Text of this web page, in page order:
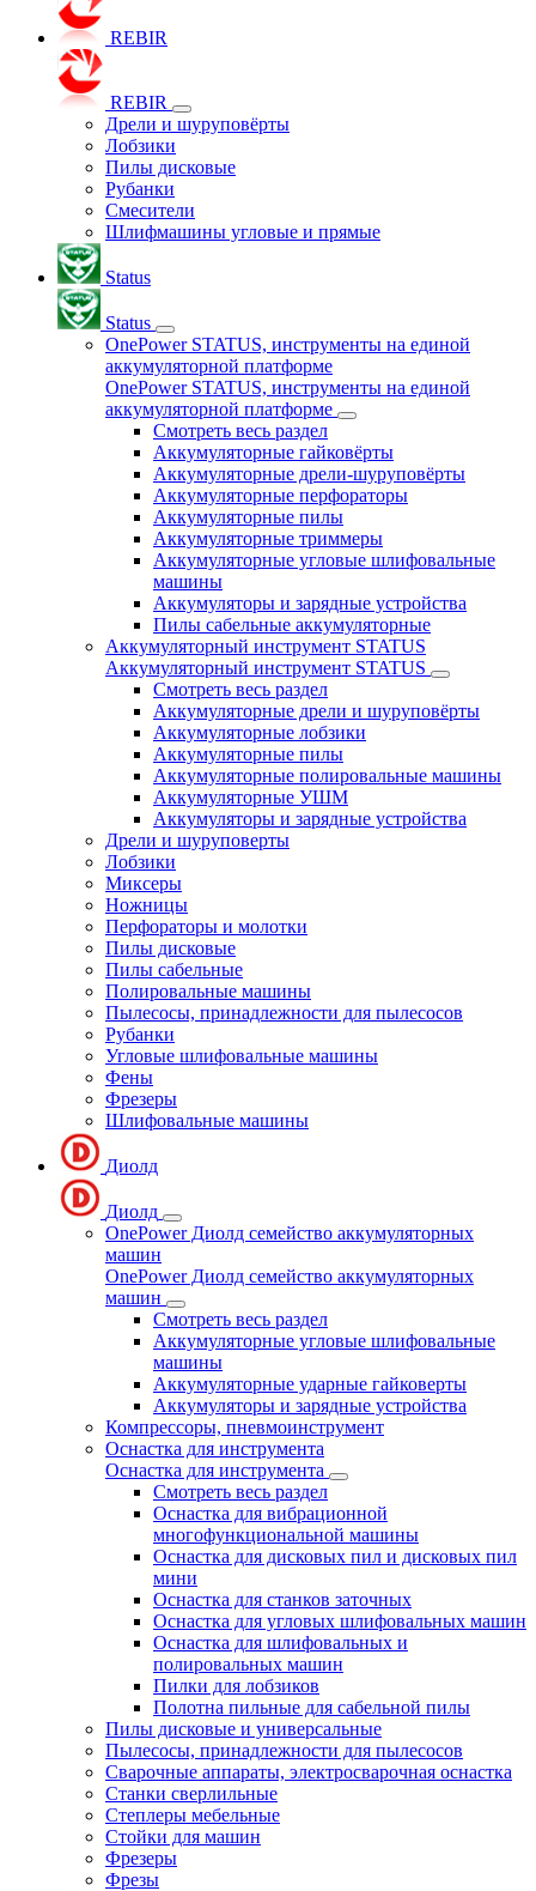
REBIR
REBIR
Дрели и шуруповёрты
Лобзики
Пилы дисковые
Рубанки
Смесители
Шлифмашины угловые и прямые
Status
Status
OnePower STATUS, инструменты на единой
аккумуляторной платформе
OnePower STATUS, инструменты на единой
аккумуляторной платформе
Смотреть весь раздел
Аккумуляторные гайковёрты
Аккумуляторные дрели-шуруповёрты
Аккумуляторные перфораторы
Аккумуляторные пилы
Аккумуляторные триммеры
Аккумуляторные угловые шлифовальные
машины
Аккумуляторы и зарядные устройства
Пилы сабельные аккумуляторные
Аккумуляторный инструмент STATUS
Аккумуляторный инструмент STATUS
Смотреть весь раздел
Аккумуляторные дрели и шуруповёрты
Аккумуляторные лобзики
Аккумуляторные пилы
Аккумуляторные полировальные машины
Аккумуляторные УШМ
Аккумуляторы и зарядные устройства
Дрели и шуруповерты
Лобзики
Миксеры
Ножницы
Перфораторы и молотки
Пилы дисковые
Пилы сабельные
Полировальные машины
Пылесосы, принадлежности для пылесосов
Рубанки
Угловые шлифовальные машины
Фены
Фрезеры
Шлифовальные машины
Диолд
Диолд
OnePower Диолд семейство аккумуляторных
машин
OnePower Диолд семейство аккумуляторных
машин
Смотреть весь раздел
Аккумуляторные угловые шлифовальные
машины
Аккумуляторные ударные гайковерты
Аккумуляторы и зарядные устройства
Компрессоры, пневмоинструмент
Оснастка для инструмента
Оснастка для инструмента
Смотреть весь раздел
Оснастка для вибрационной
многофункциональной машины
Оснастка для дисковых пил и дисковых пил
мини
Оснастка для станков заточных
Оснастка для угловых шлифовальных машин
Оснастка для шлифовальных и
полировальных машин
Пилки для лобзиков
Полотна пильные для сабельной пилы
Пилы дисковые и универсальные
Пылесосы, принадлежности для пылесосов
Сварочные аппараты, электросварочная оснастка
Станки сверлильные
Степлеры мебельные
Стойки для машин
Фрезеры
Фрезы